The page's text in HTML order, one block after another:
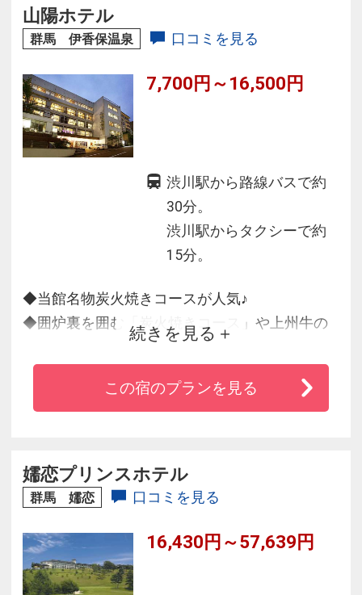
「AUBERGE」とカジュアルに泊まれる「Ｂ＆
Ｂ」の2つの宿泊スタイルから選択できます。
山陽ホテル
群馬 伊香保温泉 口コミを見る
7,700円～16,500円
渋川駅から路線バスで約
30分。
渋川駅からタクシーで約
15分。
◆当館名物炭火焼きコースが人気♪
◆囲炉裏を囲む「炭火焼きコース」や上州牛の
しゃぶしゃぶ、会席料理までお料理のバリエー
ションが豊富で他では味わうことのできない料
理に満足間違いなし！
◆伊香保温泉でリーズナブルな宿☆
続きを見る
この宿のプランを見る
嬬恋プリンスホテル
群馬 嬬恋 口コミを見る
16,430円～57,639円